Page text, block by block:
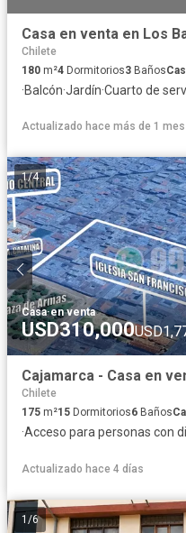
Casa en venta en Los
Chilete
180 m²4 Dormitorios3 Baños
·Balcón·Jardín·Cuarto de
Actualizado hace más de 1 mes
1/4
Casa·en venta
USD310,000
Cajamarca - Casa en
Chilete
175 m²15 Dormitorios6 Baños
·Acceso para personas con
Actualizado hace 4 días
1 /6